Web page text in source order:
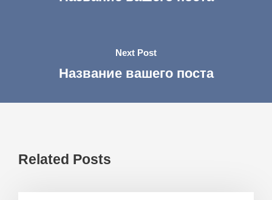
Next Post
Название вашего поста
Related Posts